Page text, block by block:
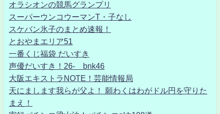
オラシオンの競馬グランプリ
スーパーウンコウーマンT・子なし
スケバン氷子のまとめ速報！
とおやまエリア51
一番くじ福袋 だいすき
声優だいすき！26- bnk46
大阪エキストラNOTE！芸能情報局
天にまします我らが父よ！ 願わくはわがドル円を守りた
まえ！